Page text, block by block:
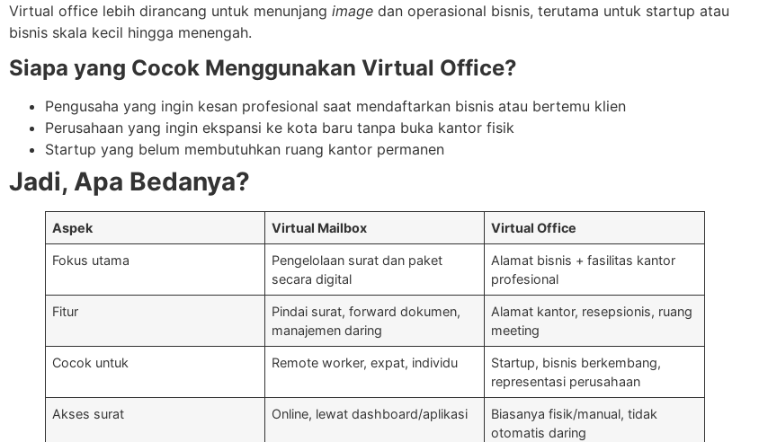
Virtual office lebih dirancang untuk menunjang image dan operasional bisnis, terutama untuk startup atau
bisnis skala kecil hingga menengah.
Siapa yang Cocok Menggunakan Virtual Office?
Pengusaha yang ingin kesan profesional saat mendaftarkan bisnis atau bertemu klien
Perusahaan yang ingin ekspansi ke kota baru tanpa buka kantor fisik
Startup yang belum membutuhkan ruang kantor permanen
Jadi, Apa Bedanya?
Aspek Virtual Mailbox Virtual Office
Fokus utama
Pengelolaan surat dan paket
secara digital
Alamat bisnis + fasilitas kantor
profesional
Fitur
Pindai surat, forward dokumen,
manajemen daring
Alamat kantor, resepsionis, ruang
meeting
Cocok untuk Remote worker, expat, individu
Startup, bisnis berkembang,
representasi perusahaan
Akses surat Online, lewat dashboard/aplikasi
Biasanya fisik/manual, tidak
otomatis daring